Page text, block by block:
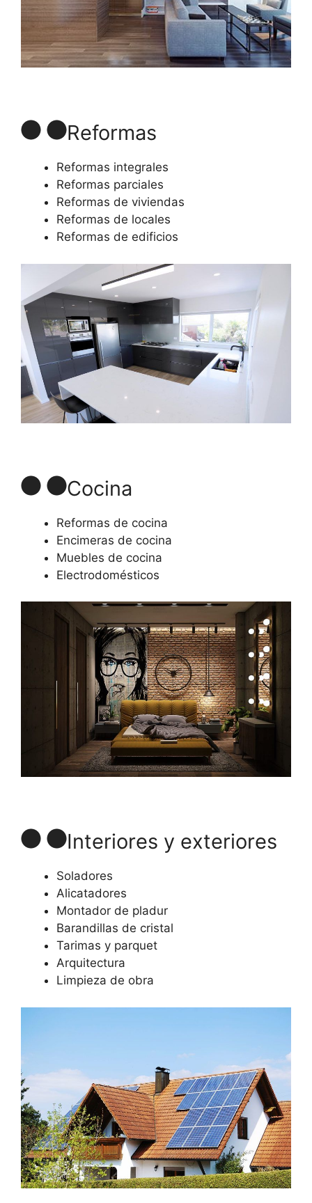
Reformas
Reformas integrales
Reformas parciales
Reformas de viviendas
Reformas de locales
Reformas de edificios
Cocina
Reformas de cocina
Encimeras de cocina
Muebles de cocina
Electrodomésticos
Interiores y exteriores
Soladores
Alicatadores
Montador de pladur
Barandillas de cristal
Tarimas y parquet
Arquitectura
Limpieza de obra